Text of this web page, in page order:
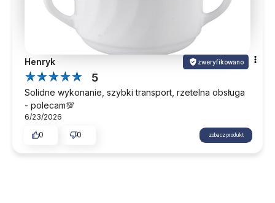
Henryk zweryfikowano
5
Solidne wykonanie, szybki transport, rzetelna obsługa
- polecam💯
6/23/2026
0
0 zobacz produkt